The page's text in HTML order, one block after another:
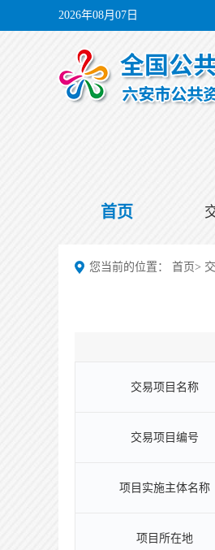
2026年08月07日
首页
您当前的位置： 首页>
交易项目名称
交易项目编号
项目实施主体名称
项目所在地